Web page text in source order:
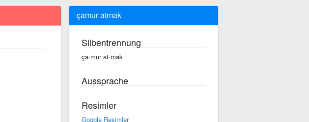
çamur atmak
Silbentrennung
ça·mur at·mak
Aussprache
Resimler
Google Resimler